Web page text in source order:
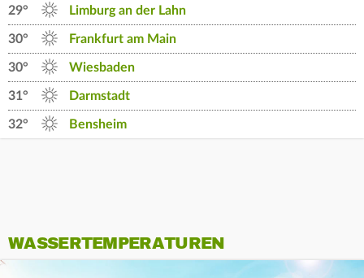
29° Limburg an der Lahn
30° Frankfurt am Main
30° Wiesbaden
31° Darmstadt
32° Bensheim
WASSERTEMPERATUREN